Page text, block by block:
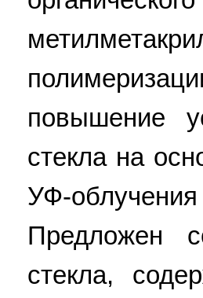
повышение
стекла на
УФ-
Предложен
стекла,